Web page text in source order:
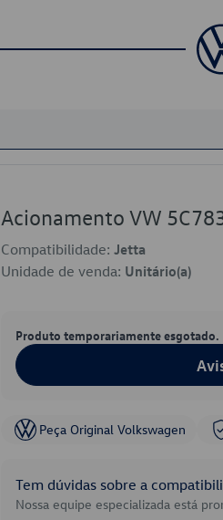
Acionamento VW
Compatibilidade: Jetta
Unidade de venda: Unitário(a)
Produto temporariamente esgotado.
Peça Original Volkswagen
Tem dúvidas sobre a
Nossa equipe especializada está